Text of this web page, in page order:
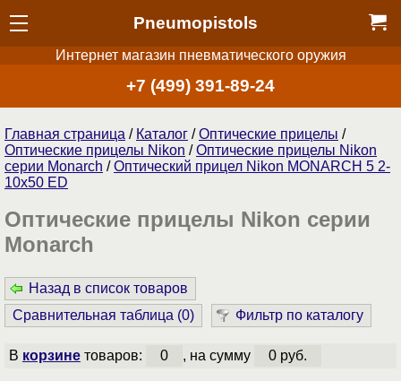
Pneumopistols
Интернет магазин пневматического оружия
+7 (499) 391-89-24
Главная страница / Каталог /Оптические прицелы /
Оптические прицелы Nikon /Оптические прицелы Nikon
серии Monarch /Оптический прицел Nikon MONARCH 5 2-
10x50 ED
Оптические прицелы Nikon серии
Monarch
Назад в список товаров
Сравнительная таблица (0) Фильтр по каталогу
В корзинетоваров: 0 , на сумму 0 руб.